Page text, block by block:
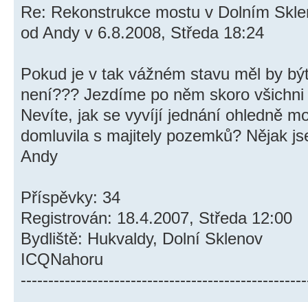
Re: Rekonstrukce mostu v Dolním
od Andy v 6.8.2008, Středa 18:24
Pokud je v tak vážném stavu měl by
není??? Jezdíme po něm skoro
Nevíte, jak se vyvíjí jednání ohledně
domluvila s majitely pozemků? Nějak
Andy
Příspěvky: 34
Registrován: 18.4.2007, Středa 12:00
Bydliště: Hukvaldy, Dolní Sklenov
ICQNahoru